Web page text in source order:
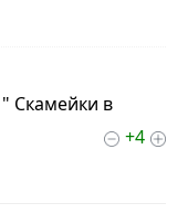
Скамейки в
+4